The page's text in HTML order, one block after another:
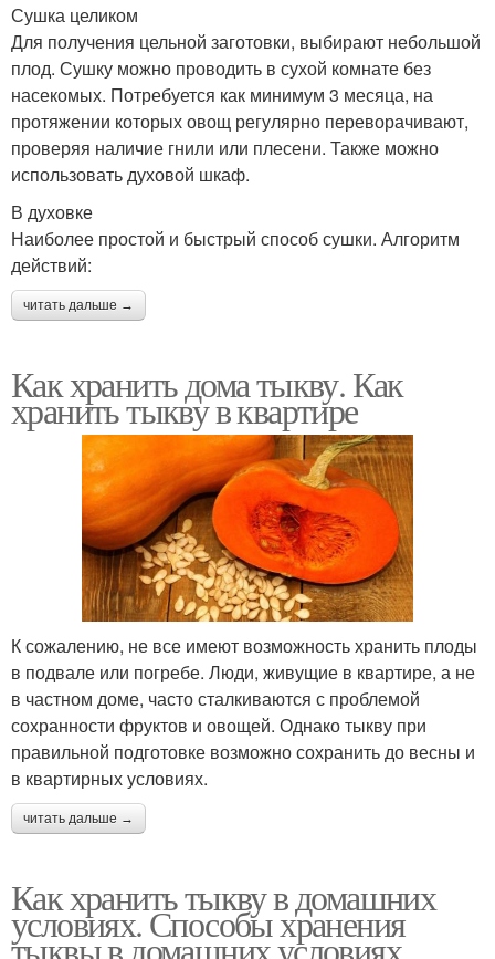
Сушка целиком
Для получения цельной заготовки, выбирают небольшой
плод. Сушку можно проводить в сухой комнате без
насекомых. Потребуется как минимум 3 месяца, на
протяжении которых овощ регулярно переворачивают,
проверяя наличие гнили или плесени. Также можно
использовать духовой шкаф.
В духовке
Наиболее простой и быстрый способ сушки. Алгоритм
действий:
читать дальше →
Как хранить дома тыкву. Как
хранить тыкву в квартире
К сожалению, не все имеют возможность хранить плоды
в подвале или погребе. Люди, живущие в квартире, а не
в частном доме, часто сталкиваются с проблемой
сохранности фруктов и овощей. Однако тыкву при
правильной подготовке возможно сохранить до весны и
в квартирных условиях.
читать дальше →
Как хранить тыкву в домашних
условиях. Способы хранения
тыквы в домашних условиях